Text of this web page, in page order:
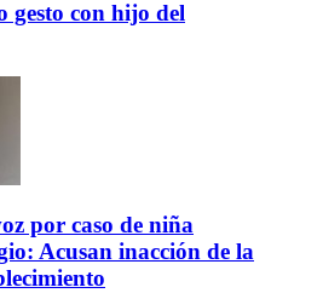
gesto con hijo del
por caso de niña
Acusan inacción de la